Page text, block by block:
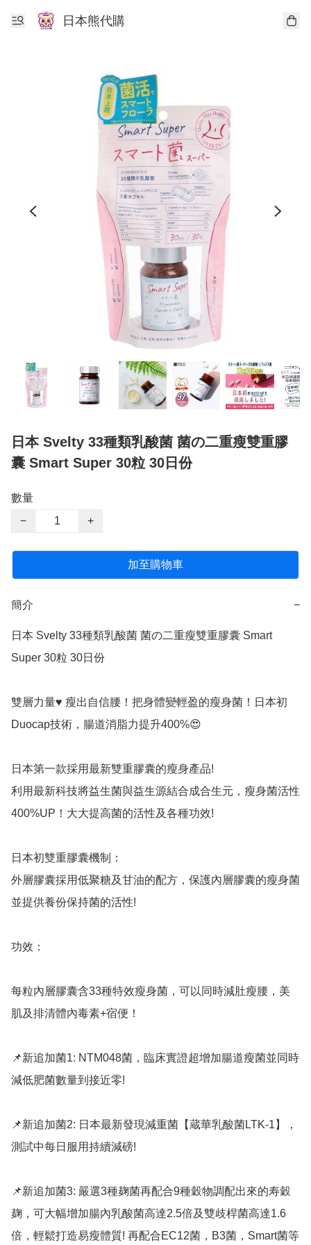
日本熊代購
日本 Svelty 33種類乳酸菌 菌の二重瘦雙重膠
囊 Smart Super 30粒 30日份
數量
−
+
加至購物車
簡介 −
日本 Svelty 33種類乳酸菌 菌の二重瘦雙重膠囊 Smart
Super 30粒 30日份
雙層力量♥ 瘦出自信腰！把身體變輕盈的瘦身菌！日本初
Duocap技術，腸道消脂力提升400%😍
日本第一款採用最新雙重膠囊的瘦身產品!
利用最新科技將益生菌與益生源結合成合生元，瘦身菌活性
400%UP！大大提高菌的活性及各種功效!
日本初雙重膠囊機制：
外層膠囊採用低聚糖及甘油的配方，保護內層膠囊的瘦身菌
並提供養份保持菌的活性!
功效：
每粒內層膠囊含33種特效瘦身菌，可以同時減肚瘦腰，美
肌及排清體內毒素+宿便！
📌新追加菌1: NTM048菌，臨床實證超增加腸道瘦菌並同時
減低肥菌數量到接近零!
📌新追加菌2: 日本最新發現減重菌【蔵華乳酸菌LTK-1】，
測試中每日服用持續減磅!
📌新追加菌3: 嚴選3種麹菌再配合9種穀物調配出來的寿穀
麹，可大幅增加腸內乳酸菌高達2.5倍及雙歧桿菌高達1.6
倍，輕鬆打造易瘦體質! 再配合EC12菌，B3菌，Smart菌等